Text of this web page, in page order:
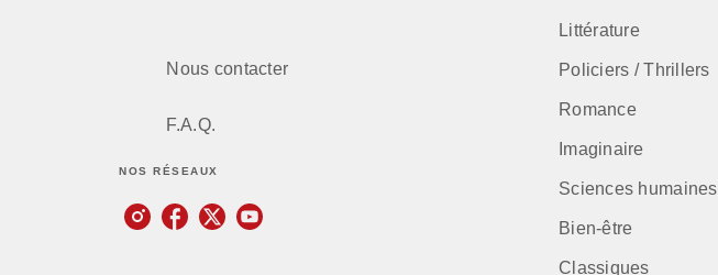
Nous contacter
F.A.Q.
NOS RÉSEAUX
Littérature
Policiers / Thrillers
Romance
Imaginaire
Sciences humaines
Bien-être
Classiques